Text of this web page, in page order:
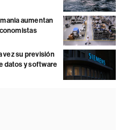
aumentan
vez su previsión
datos y software